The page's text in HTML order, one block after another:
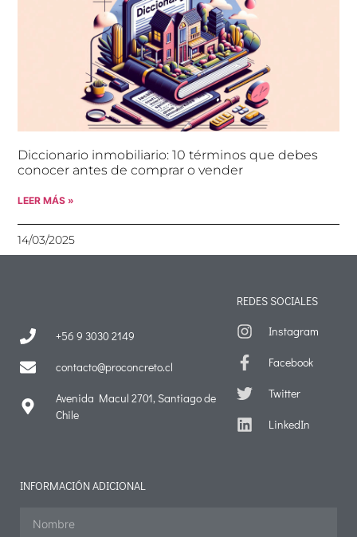
Diccionario inmobiliario: 10 términos que debes
conocer antes de comprar o vender
LEER MÁS »
14/03/2025
+56 9 3030 2149
contacto@proconcreto.cl
Avenida Macul 2701, Santiago de
Chile
REDES SOCIALES
Instagram
Facebook
Twitter
LinkedIn
INFORMACIÓN ADICIONAL